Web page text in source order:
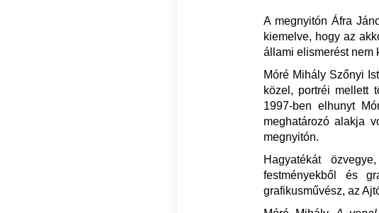
A megnyitón Áfra
kiemelve, hogy az
állami elismerést nem
Móré Mihály Szőnyi
közel, portréi mellett
1997-ben elhunyt
meghatározó alakja
megnyitón.
Hagyatékát
festményekből és
grafikusművész, az